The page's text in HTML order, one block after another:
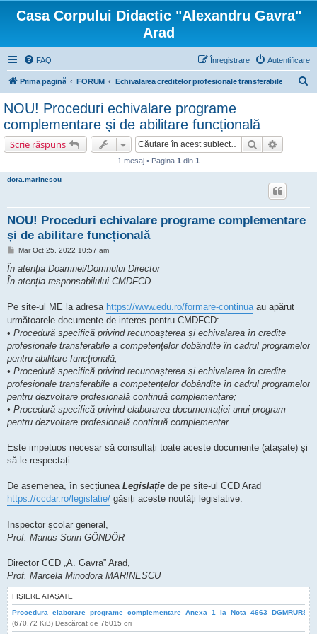
Casa Corpului Didactic "Alexandru Gavra"
Arad
FAQ Autentificare
Înregistrare
Prima pagină FORUM Echivalarea creditelor profesionale transferabile
NOU! Proceduri echivalare programe
complementare și de abilitare funcțională
Scrie răspuns Căutare
1 mesaj • Pagina 1 din 1
dora.marinescu
NOU! Proceduri echivalare programe complementare
și de abilitare funcțională
M
s
Mar Oct 25, 2022 10:57 am
În atenția Doamnei/Domnului Director
În atenția responsabilului CMDFCD
Pe site-ul ME la adresa https://www.edu.ro/formare-continuaau apărut
următoarele documente de interes pentru CMDFCD:
• Procedură specifică privind recunoașterea și echivalarea în credite
profesionale transferabile a competenţelor dobândite în cadrul programelor
pentru abilitare funcţională;
• Procedură specifică privind recunoașterea și echivalarea în credite
profesionale transferabile a competențelor dobândite în cadrul programelor
pentru dezvoltare profesională continuă complementare;
• Procedură specifică privind elaborarea documentației unui program
pentru dezvoltare profesională continuă complementar.
Este impetuos necesar să consultați toate aceste documente (atașate) și
să le respectați.
De asemenea, în secțiunea Legislație de pe site-ul CCD Arad
https://ccdar.ro/legislatie/ găsiți aceste noutăți legislative.
Inspector școlar general,
Prof. Marius Sorin GÖNDÖR
Director CCD „A. Gavra” Arad,
Prof. Marcela Minodora MARINESCU
FIŞIERE ATAŞATE
(670.72 KiB) Descărcat de 76015 ori